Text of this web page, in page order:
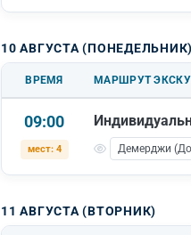
10 АВГУСТА (ПОНЕДЕЛЬНИК)
ВРЕМЯ МАРШРУТ
09:00
мест: 4 Демерджи
11 АВГУСТА (ВТОРНИК)